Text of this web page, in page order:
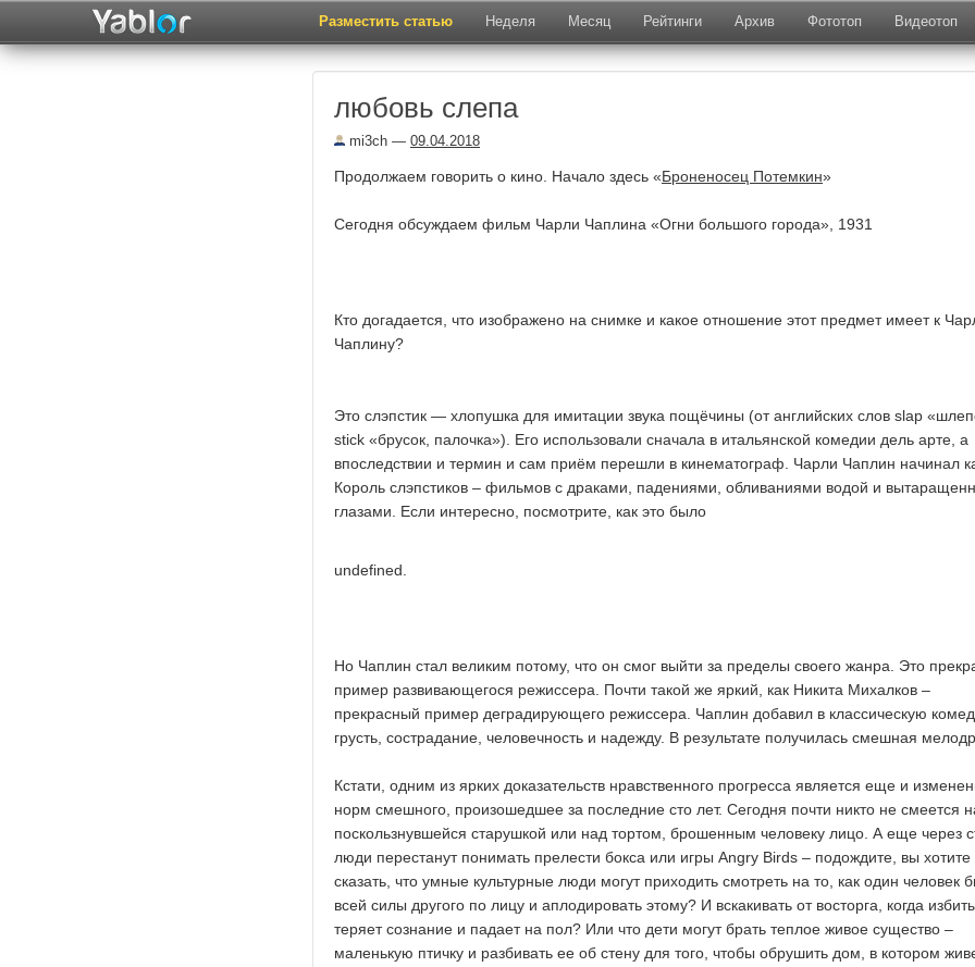
Разместить статью Неделя Месяц Рейтинги Архив Фототоп Видеотоп
любовь слепа
mi3ch — 09.04.2018
Продолжаем говорить о кино. Начало здесь «Броненосец Потемкин»
Сегодня обсуждаем фильм Чарли Чаплина «Огни большого города», 1931
Кто догадается, что изображено на снимке и какое отношение этот предмет имеет к
Чаплину?
Это слэпстик — хлопушка для имитации звука пощёчины (от английских слов slap
stick «брусок, палочка»). Его использовали сначала в итальянской комедии дель арте, а
впоследствии и термин и сам приём перешли в кинематограф. Чарли Чаплин начинал
Король слэпстиков – фильмов с драками, падениями, обливаниями водой и
глазами. Если интересно, посмотрите, как это было
undefined
Но Чаплин стал великим потому, что он смог выйти за пределы своего жанра. Это
пример развивающегося режиссера. Почти такой же яркий, как Никита Михалков –
прекрасный пример деградирующего режиссера. Чаплин добавил в классическую
грусть, сострадание, человечность и надежду. В результате получилась смешная
Кстати, одним из ярких доказательств нравственного прогресса является еще и
норм смешного, произошедшее за последние сто лет. Сегодня почти никто не смеется
поскользнувшейся старушкой или над тортом, брошенным человеку лицо. А еще через
люди перестанут понимать прелести бокса или игры Angry Birds – подождите, вы хотите
сказать, что умные культурные люди могут приходить смотреть на то, как один человек
всей силы другого по лицу и аплодировать этому? И вскакивать от восторга, когда
теряет сознание и падает на пол? Или что дети могут брать теплое живое существо –
маленькую птичку и разбивать ее об стену для того, чтобы обрушить дом, в котором